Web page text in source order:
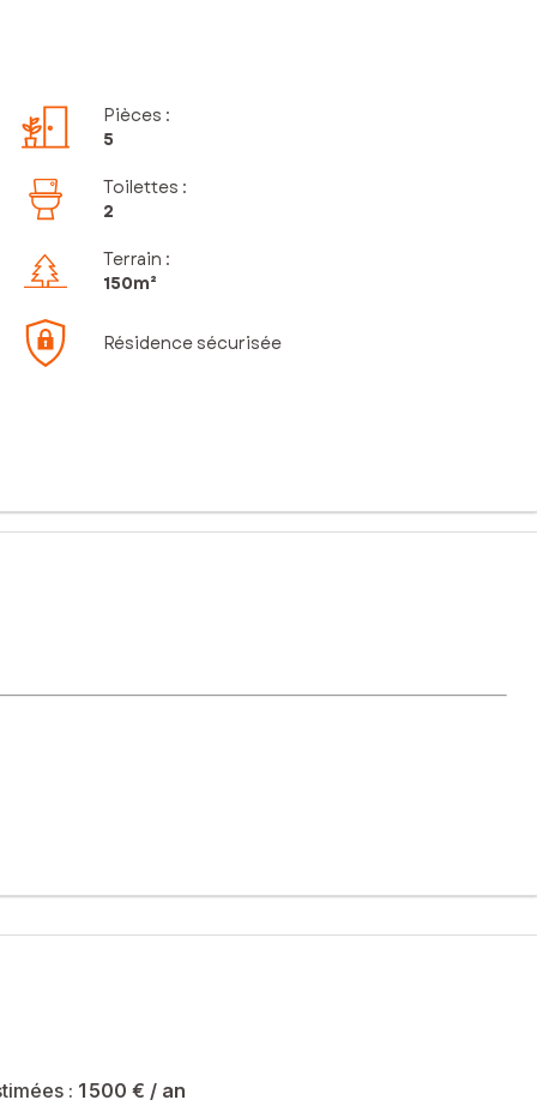
Pièces :
5
Toilettes :
2
Terrain :
150m²
Résidence sécurisée
arboré. Le bien se compose au rez-de-chaussée d’un
m2 exposée ouest offre un espace vert idéal.
sont de 1500 € et le syndicat des copropriétaires ne fait pas
: 1 500 € / an